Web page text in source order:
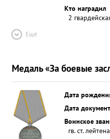
Кто наградил
2
Ещё
Медаль «За боевые
Дата
Дата
Воинское
гв. ст.